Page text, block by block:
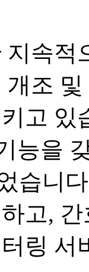
지속적
개조
고 있
능을
습니
고,
링 서